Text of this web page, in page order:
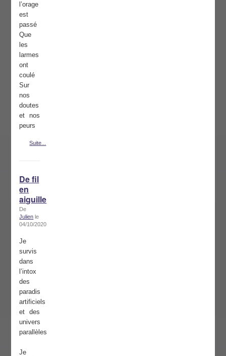
l’orage
est
passé
Que
les
larmes
ont
coulé
Sur
nos
doutes
et nos
peurs
Suite...
De fil
en
aiguille
De
Julien le
04/10/2020
Je
survis
dans
l’intox
des
paradis
artificiels
et des
univers
parallèles
Je